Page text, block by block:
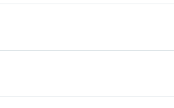
alle Bausteine und